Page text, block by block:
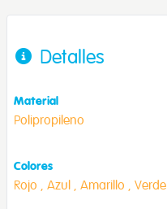
Detalles
Material
Polipropileno
Colores
Rojo , Azul , Amarillo , Verde